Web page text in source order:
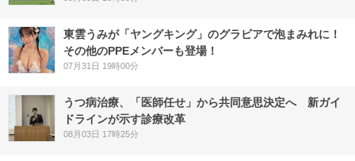
東雲うみが「ヤングキング」のグラビアで泡まみれに！
その他のPPEメンバーも登場！
07月31日 19時00分
うつ病治療、「医師任せ」から共同意思決定へ 新ガイ
ドラインが示す診療改革
08月03日 17時25分